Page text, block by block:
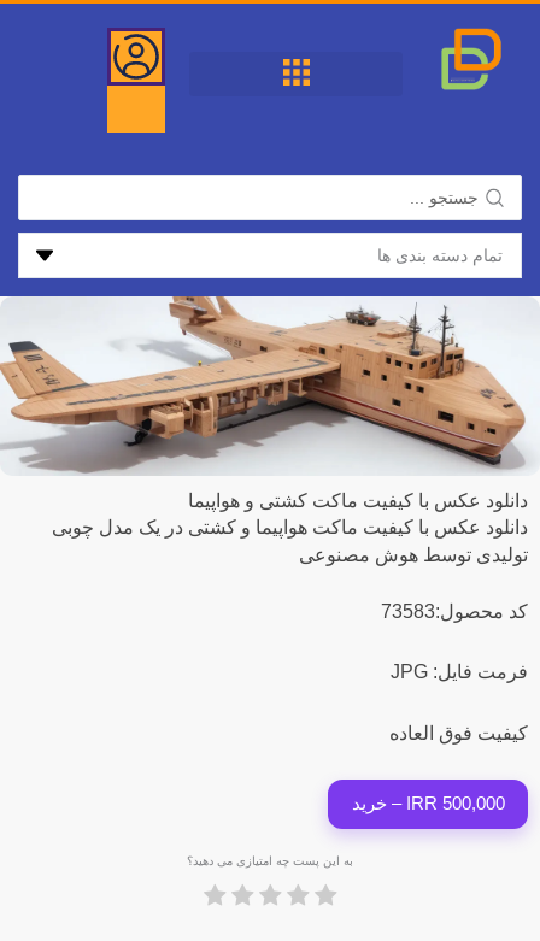
محتوا
جستجو
...
دانلود عکس با کیفیت ماکت کشتی و هواپیما
دانلود عکس با کیفیت ماکت هواپیما و کشتی در یک مدل چوبی
تولیدی توسط هوش مصنوعی
کد محصول:73583
فرمت فایل: JPG
کیفیت فوق العاده
500,000 IRR – خرید
به این پست چه امتیازی می دهید؟